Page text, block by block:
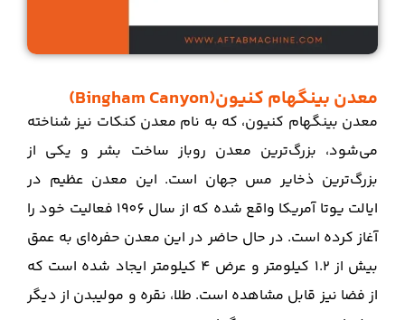
معدن بینگهام کنیون(Bingham Canyon)
معدن بینگهام کنیون، که به نام معدن کنکات نیز شناخته
می‌شود، بزرگ‌ترین معدن روباز ساخت بشر و یکی از
بزرگ‌ترین ذخایر مس جهان است. این معدن عظیم در
ایالت یوتا آمریکا واقع شده که از سال 1906 فعالیت خود را
آغاز کرده است. در حال حاضر در این معدن حفره‌ای به عمق
بیش از 1.2 کیلومتر و عرض 4 کیلومتر ایجاد شده است که
از فضا نیز قابل مشاهده است. طلا، نقره و مولیبدن از دیگر